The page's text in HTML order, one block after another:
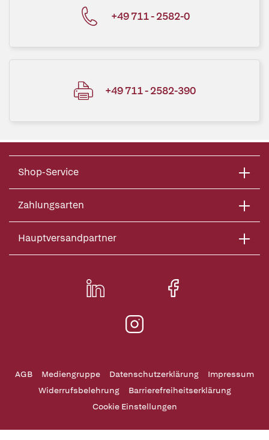
+49 711 - 2582-0
+49 711 - 2582-390
Shop-Service
Zahlungsarten
Hauptversandpartner
AGB Mediengruppe Datenschutzerklärung
Impressum
Widerrufsbelehrung
Barrierefreiheitserklärung
Cookie Einstellungen